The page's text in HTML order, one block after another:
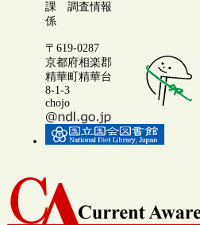
課 調査情報
係
〒619-0287
京都府相楽郡
精華町精華台
8-1-3
chojo